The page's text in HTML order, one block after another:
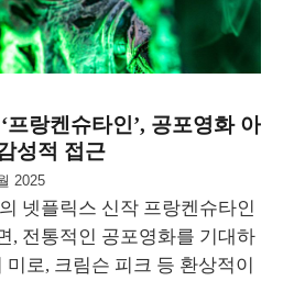
프랑켄슈타인’, 공포영화 아
성적 접근
2025
넷플릭스 신작 프랑켄슈타인
, 전통적인 공포영화를 기대하
로, 크림슨 피크 등 환상적이